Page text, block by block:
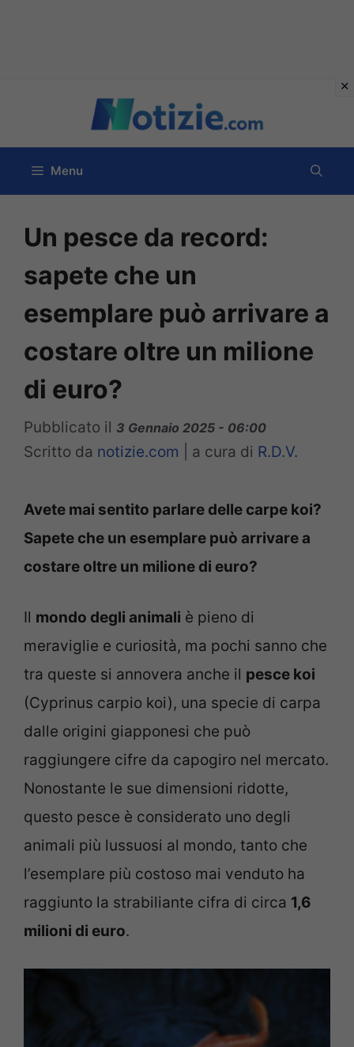
contenuto
Menu
Un pesce da record:
sapete che un
esemplare può arrivare a
costare oltre un milione
di euro?
Pubblicato il 3 Gennaio 2025 - 06:00
Scritto da notizie.com a cura di R.D.V.
Avete mai sentito parlare delle carpe koi?
Sapete che un esemplare può arrivare a
costare oltre un milione di euro?
Il mondo degli animali è pieno di
meraviglie e curiosità, ma pochi sanno che
tra queste si annovera anche il pesce koi
(Cyprinus carpio koi), una specie di carpa
dalle origini giapponesi che può
raggiungere cifre da capogiro nel mercato.
Nonostante le sue dimensioni ridotte,
questo pesce è considerato uno degli
animali più lussuosi al mondo, tanto che
l’esemplare più costoso mai venduto ha
raggiunto la strabiliante cifra di circa 1,6
milioni di euro.